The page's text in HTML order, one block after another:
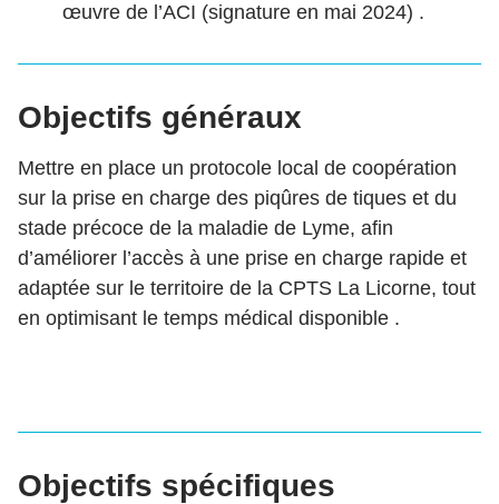
œuvre de l’ACI (signature en mai 2024) .
Objectifs généraux
Mettre en place un protocole local de coopération
sur la prise en charge des piqûres de tiques et du
stade précoce de la maladie de Lyme, afin
d’améliorer l’accès à une prise en charge rapide et
adaptée sur le territoire de la CPTS La Licorne, tout
en optimisant le temps médical disponible .
Objectifs spécifiques